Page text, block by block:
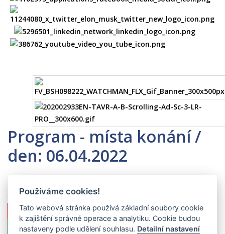
Program - místa konání /
den: 06.04.2022
sály)|
zobrazit záznamy vysílání z celého dne
Sál Rubín|
zobrazit záznam vysílání
Sál Antracit| zobrazit záznam vysílání
Používáme cookies!
Tato webová stránka používá základní soubory cookie
k zajištění správné operace a analytiku. Cookie budou
nastaveny podle udělení souhlasu. Detailní nastavení